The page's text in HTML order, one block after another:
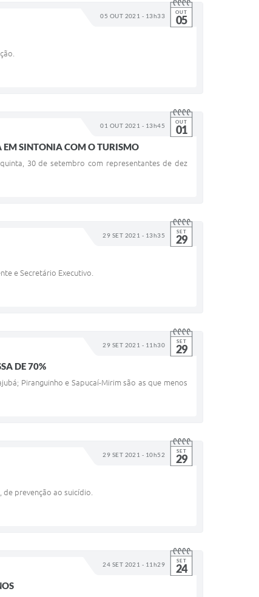
05 OUT 2021 - 13h33 OUT
05
01 OUT 2021 - 13h45 OUT
01
EM SINTONIA COM O TURISMO
30 de setembro com representantes de dez
29 SET 2021 - 13h35 SET
29
e Secretário Executivo.
29 SET 2021 - 11h30 SET
29
DE 70%
Piranguinho e Sapucaí-Mirim são as que menos
29 SET 2021 - 10h52 SET
29
prevenção ao suicídio.
24 SET 2021 - 11h29 SET
24